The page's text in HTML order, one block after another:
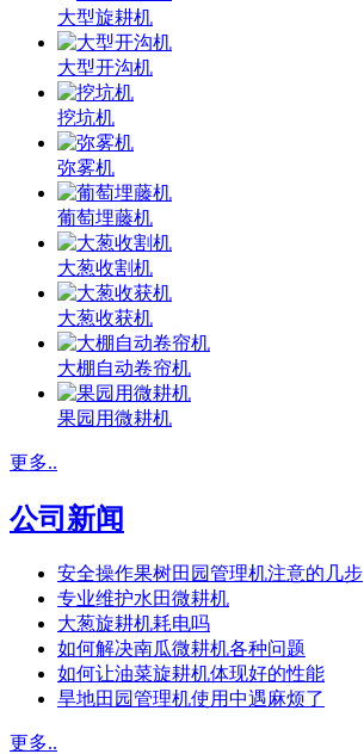
大型旋耕机
大型开沟机
挖坑机
弥雾机
葡萄埋藤机
大葱收割机
大葱收获机
大棚自动卷帘机
果园用微耕机
更多..
公司新闻
安全操作果树田园管理机注意的几步
专业维护水田微耕机
大葱旋耕机耗电吗
如何解决南瓜微耕机各种问题
如何让油菜旋耕机体现好的性能
旱地田园管理机使用中遇麻烦了
更多..